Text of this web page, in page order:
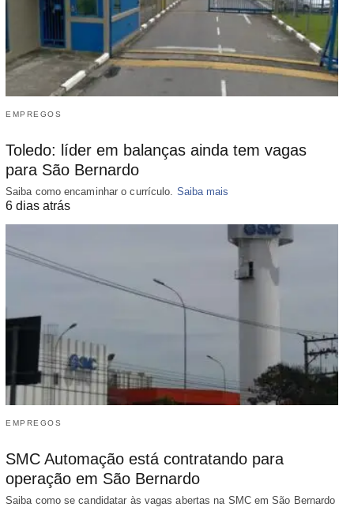
EMPREGOS
Toledo: líder em balanças ainda tem vagas
para São Bernardo
Saiba como encaminhar o currículo. Saiba mais
6 dias atrás
EMPREGOS
SMC Automação está contratando para
operação em São Bernardo
Saiba como se candidatar às vagas abertas na SMC em São Bernardo